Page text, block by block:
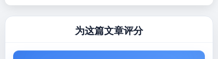
为这篇文章评分